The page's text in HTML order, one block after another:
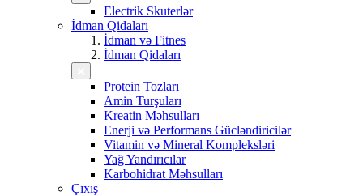
Electrik Skuterlər
İdman Qidaları
İdman və Fitnes
İdman Qidaları
Protein Tozları
Amin Turşuları
Kreatin Məhsulları
Enerji və Performans Gücləndiricilər
Vitamin və Mineral Kompleksləri
Yağ Yandırıcılar
Karbohidrat Məhsulları
Çıxış